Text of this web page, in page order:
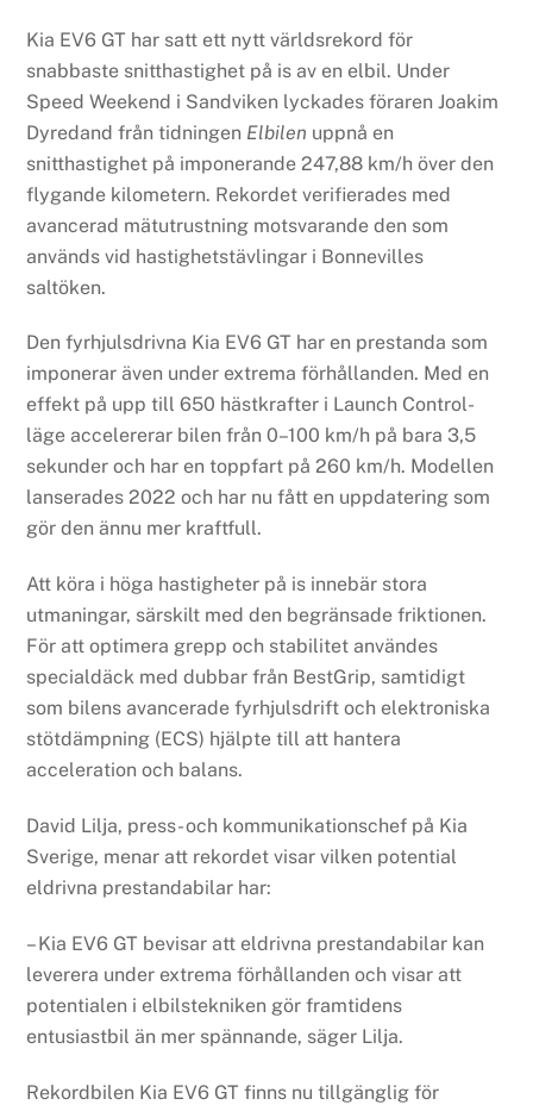
Kia EV6 GT har satt ett nytt världsrekord för
snabbaste snitthastighet på is av en elbil. Under
Speed Weekend i Sandviken lyckades föraren Joakim
Dyredand från tidningen Elbilen uppnå en
snitthastighet på imponerande 247,88 km/h över den
flygande kilometern. Rekordet verifierades med
avancerad mätutrustning motsvarande den som
används vid hastighetstävlingar i Bonnevilles
saltöken.
Den fyrhjulsdrivna Kia EV6 GT har en prestanda som
imponerar även under extrema förhållanden. Med en
effekt på upp till 650 hästkrafter i Launch Control-
läge accelererar bilen från 0–100 km/h på bara 3,5
sekunder och har en toppfart på 260 km/h. Modellen
lanserades 2022 och har nu fått en uppdatering som
gör den ännu mer kraftfull.
Att köra i höga hastigheter på is innebär stora
utmaningar, särskilt med den begränsade friktionen.
För att optimera grepp och stabilitet användes
specialdäck med dubbar från BestGrip, samtidigt
som bilens avancerade fyrhjulsdrift och elektroniska
stötdämpning (ECS) hjälpte till att hantera
acceleration och balans.
David Lilja, press- och kommunikationschef på Kia
Sverige, menar att rekordet visar vilken potential
eldrivna prestandabilar har:
– Kia EV6 GT bevisar att eldrivna prestandabilar kan
leverera under extrema förhållanden och visar att
potentialen i elbilstekniken gör framtidens
entusiastbil än mer spännande, säger Lilja.
Rekordbilen Kia EV6 GT finns nu tillgänglig för